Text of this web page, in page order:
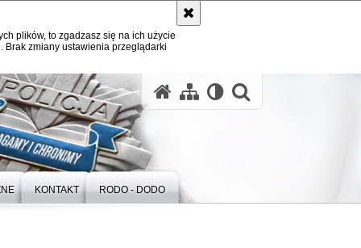
plików, to zgadzasz się na ich użycie
zmiany ustawienia przeglądarki
KONTAKT RODO - DODO